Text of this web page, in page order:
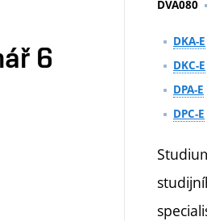
6
DVA080
DKA-E
DKC-E
DPA-E
DPC-E